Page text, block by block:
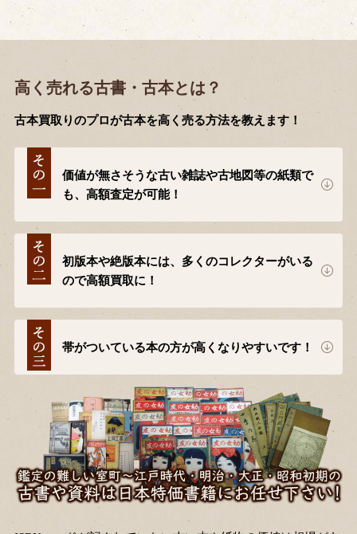
高く売れる古書・古本とは？
古本買取りのプロが古本を高く売る方法を教えます！
価値が無さそうな古い雑誌や古地図等の紙類で
も、高額査定が可能！
初版本や絶版本には、多くのコレクターがいる
ので高額買取に！
帯がついている本の方が高くなりやすいです！